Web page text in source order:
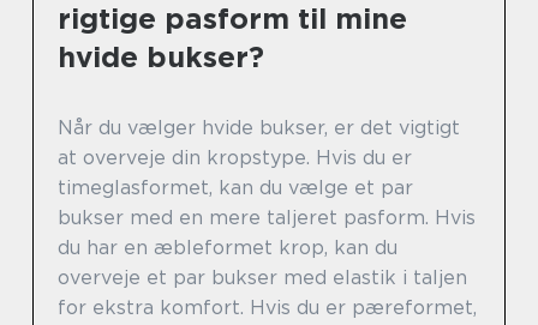
rigtige pasform til mine
hvide bukser?
Når du vælger hvide bukser, er det vigtigt
at overveje din kropstype. Hvis du er
timeglasformet, kan du vælge et par
bukser med en mere taljeret pasform. Hvis
du har en æbleformet krop, kan du
overveje et par bukser med elastik i taljen
for ekstra komfort. Hvis du er pæreformet,